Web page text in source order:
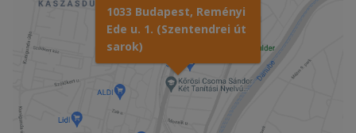
1033 Budapest, Reményi
Ede u. 1. (Szentendrei út
sarok)